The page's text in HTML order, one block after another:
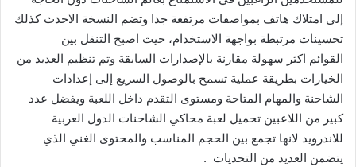
إلى امتلاك هاتف بمواصفات مرتفعة جدا وتضم النسخة الاحدث كذلك
تحسينات مرتبطة بواجهة الاستخدام، حيث اصبح التنقل بين
القوائم اكثر سهولة مقارنة بالإصدارات السابقة وتم تنظيم العديد من
الخيارات بطريقة عملية تسمح بالوصول السريع إلى إعدادات
الشاحنة والمهام المتاحة ومستوى التقدم داخل اللعبة ويفضل عدد
كبير من اللاعبين تحميل لعبة محاكي الشاحنات الدول العربية
للاندرويد لانها تجمع بين الحجم المناسب والمحتوى الغني الذي
يتضمن العديد من التحديات .